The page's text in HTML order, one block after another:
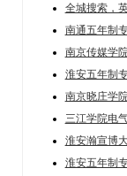
全城搜索，
南通五年制
南京传媒学
淮安五年制
南京晓庄学
三江学院电
淮安瀚宣博
淮安五年制